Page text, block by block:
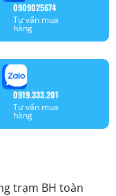
0909025674
Tư vấn mua
hàng
0919.333.201
Tư vấn mua
hàng
trạm BH toàn